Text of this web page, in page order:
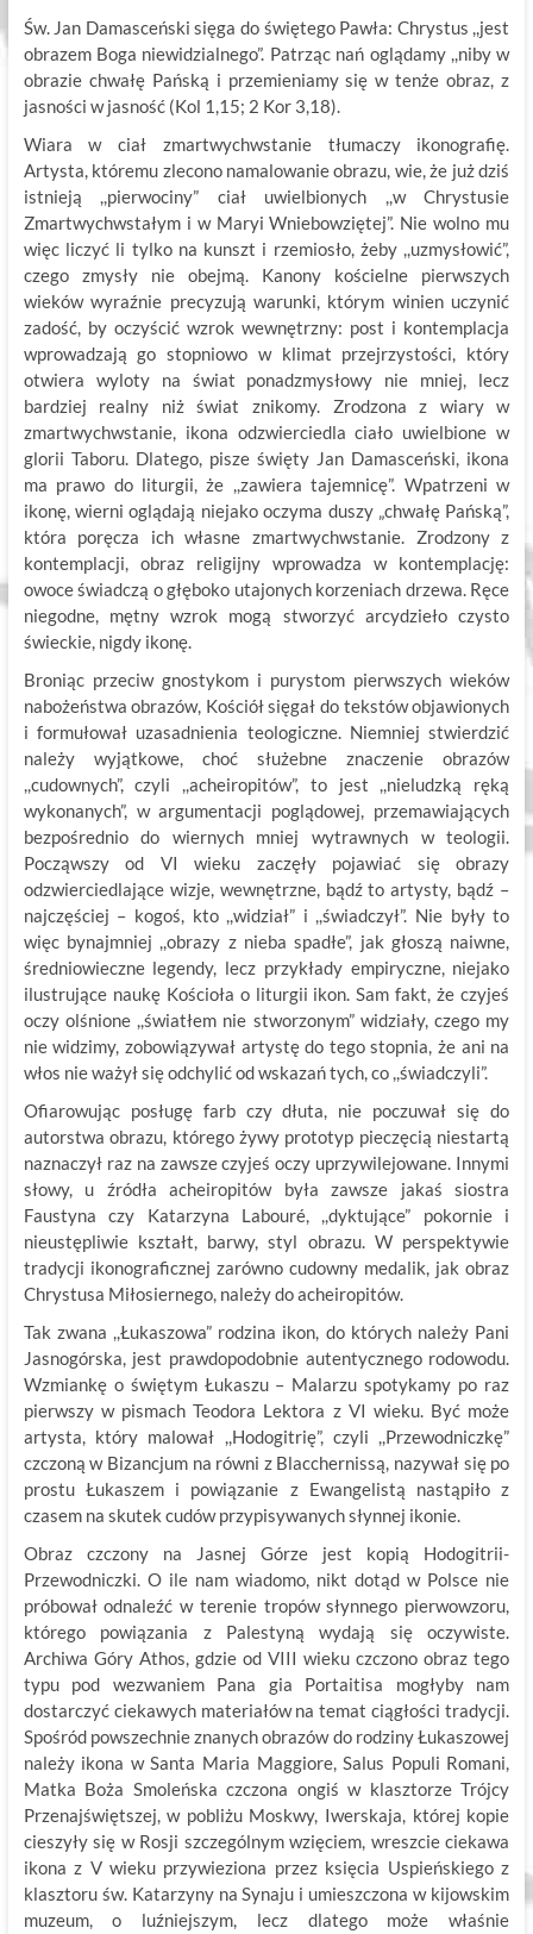
Św. Jan Damasceński sięga do świętego Pawła: Chrystus ,,jest
obrazem Boga niewidzialnego”. Patrząc nań oglądamy ,,niby w
obrazie chwałę Pańską i przemieniamy się w tenże obraz, z
jasności w jasność (Kol 1,15; 2 Kor 3,18).
Wiara w ciał zmartwychwstanie tłumaczy ikonografię.
Artysta, któremu zlecono namalowanie obrazu, wie, że już dziś
istnieją ,,pierwociny” ciał uwielbionych ,,w Chrystusie
Zmartwychwstałym i w Maryi Wniebowziętej”. Nie wolno mu
więc liczyć li tylko na kunszt i rzemiosło, żeby ,,uzmysłowić”,
czego zmysły nie obejmą. Kanony kościelne pierwszych
wieków wyraźnie precyzują warunki, którym winien uczynić
zadość, by oczyścić wzrok wewnętrzny: post i kontemplacja
wprowadzają go stopniowo w klimat przejrzystości, który
otwiera wyloty na świat ponadzmysłowy nie mniej, lecz
bardziej realny niż świat znikomy. Zrodzona z wiary w
zmartwychwstanie, ikona odzwierciedla ciało uwielbione w
glorii Taboru. Dlatego, pisze święty Jan Damasceński, ikona
ma prawo do liturgii, że ,,zawiera tajemnicę”. Wpatrzeni w
ikonę, wierni oglądają niejako oczyma duszy „chwałę Pańską”,
która poręcza ich własne zmartwychwstanie. Zrodzony z
kontemplacji, obraz religijny wprowadza w kontemplację:
owoce świadczą o głęboko utajonych korzeniach drzewa. Ręce
niegodne, mętny wzrok mogą stworzyć arcydzieło czysto
świeckie, nigdy ikonę.
Broniąc przeciw gnostykom i purystom pierwszych wieków
nabożeństwa obrazów, Kościół sięgał do tekstów objawionych
i formułował uzasadnienia teologiczne. Niemniej stwierdzić
należy wyjątkowe, choć służebne znaczenie obrazów
,,cudownych”, czyli ,,acheiropitów”, to jest ,,nieludzką ręką
wykonanych”, w argumentacji poglądowej, przemawiających
bezpośrednio do wiernych mniej wytrawnych w teologii.
Począwszy od VI wieku zaczęły pojawiać się obrazy
odzwierciedlające wizje, wewnętrzne, bądź to artysty, bądź –
najczęściej – kogoś, kto ,,widział” i ,,świadczył”. Nie były to
więc bynajmniej ,,obrazy z nieba spadłe”, jak głoszą naiwne,
średniowieczne legendy, lecz przykłady empiryczne, niejako
ilustrujące naukę Kościoła o liturgii ikon. Sam fakt, że czyjeś
oczy olśnione ,,światłem nie stworzonym” widziały, czego my
nie widzimy, zobowiązywał artystę do tego stopnia, że ani na
włos nie ważył się odchylić od wskazań tych, co ,,świadczyli”.
Ofiarowując posługę farb czy dłuta, nie poczuwał się do
autorstwa obrazu, którego żywy prototyp pieczęcią niestartą
naznaczył raz na zawsze czyjeś oczy uprzywilejowane. Innymi
słowy, u źródła acheiropitów była zawsze jakaś siostra
Faustyna czy Katarzyna Labouré, ,,dyktujące” pokornie i
nieustępliwie kształt, barwy, styl obrazu. W perspektywie
tradycji ikonograficznej zarówno cudowny medalik, jak obraz
Chrystusa Miłosiernego, należy do acheiropitów.
Tak zwana ,,Łukaszowa” rodzina ikon, do których należy Pani
Jasnogórska, jest prawdopodobnie autentycznego rodowodu.
Wzmiankę o świętym Łukaszu – Malarzu spotykamy po raz
pierwszy w pismach Teodora Lektora z VI wieku. Być może
artysta, który malował ,,Hodogitrię”, czyli ,,Przewodniczkę”
czczoną w Bizancjum na równi z Blacchernissą, nazywał się po
prostu Łukaszem i powiązanie z Ewangelistą nastąpiło z
czasem na skutek cudów przypisywanych słynnej ikonie.
Obraz czczony na Jasnej Górze jest kopią Hodogitrii-
Przewodniczki. O ile nam wiadomo, nikt dotąd w Polsce nie
próbował odnaleźć w terenie tropów słynnego pierwowzoru,
którego powiązania z Palestyną wydają się oczywiste.
Archiwa Góry Athos, gdzie od VIII wieku czczono obraz tego
typu pod wezwaniem Pana gia Portaitisa mogłyby nam
dostarczyć ciekawych materiałów na temat ciągłości tradycji.
Spośród powszechnie znanych obrazów do rodziny Łukaszowej
należy ikona w Santa Maria Maggiore, Salus Populi Romani,
Matka Boża Smoleńska czczona ongiś w klasztorze Trójcy
Przenajświętszej, w pobliżu Moskwy, Iwerskaja, której kopie
cieszyły się w Rosji szczególnym wzięciem, wreszcie ciekawa
ikona z V wieku przywieziona przez księcia Uspieńskiego z
klasztoru św. Katarzyny na Synaju i umieszczona w kijowskim
muzeum, o luźniejszym, lecz dlatego może właśnie